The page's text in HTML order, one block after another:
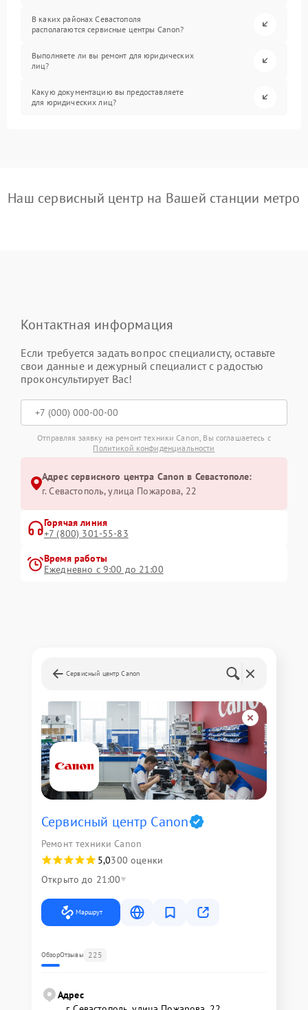
В каких районах Севастополя
располагаются сервисные центры Canon?
Выполняете ли вы ремонт для юридических
лиц?
Какую документацию вы предоставляете
для юридических лиц?
Наш сервисный центр на Вашей станции метро
Контактная информация
Если требуется задать вопрос специалисту, оставьте
свои данные и дежурный специалист с радостью
проконсультирует Вас!
Отправляя заявку на ремонт техники Canon, Вы соглашаетесь с
Политикой конфиденциальности
Адрес сервисного центра Canon в Севастополе:
г. Севастополь, улица Пожарова, 22
Горячая линия
+7 (800) 301-55-83
Время работы
Ежедневно с 9:00 до 21:00
Сервисный центр Canon
Сервисный центр Canon
Ремонт техники Canon
5,0300 оценки
Открыто до 21:00
Маршрут
ОбзорОтзывы 225
Адрес